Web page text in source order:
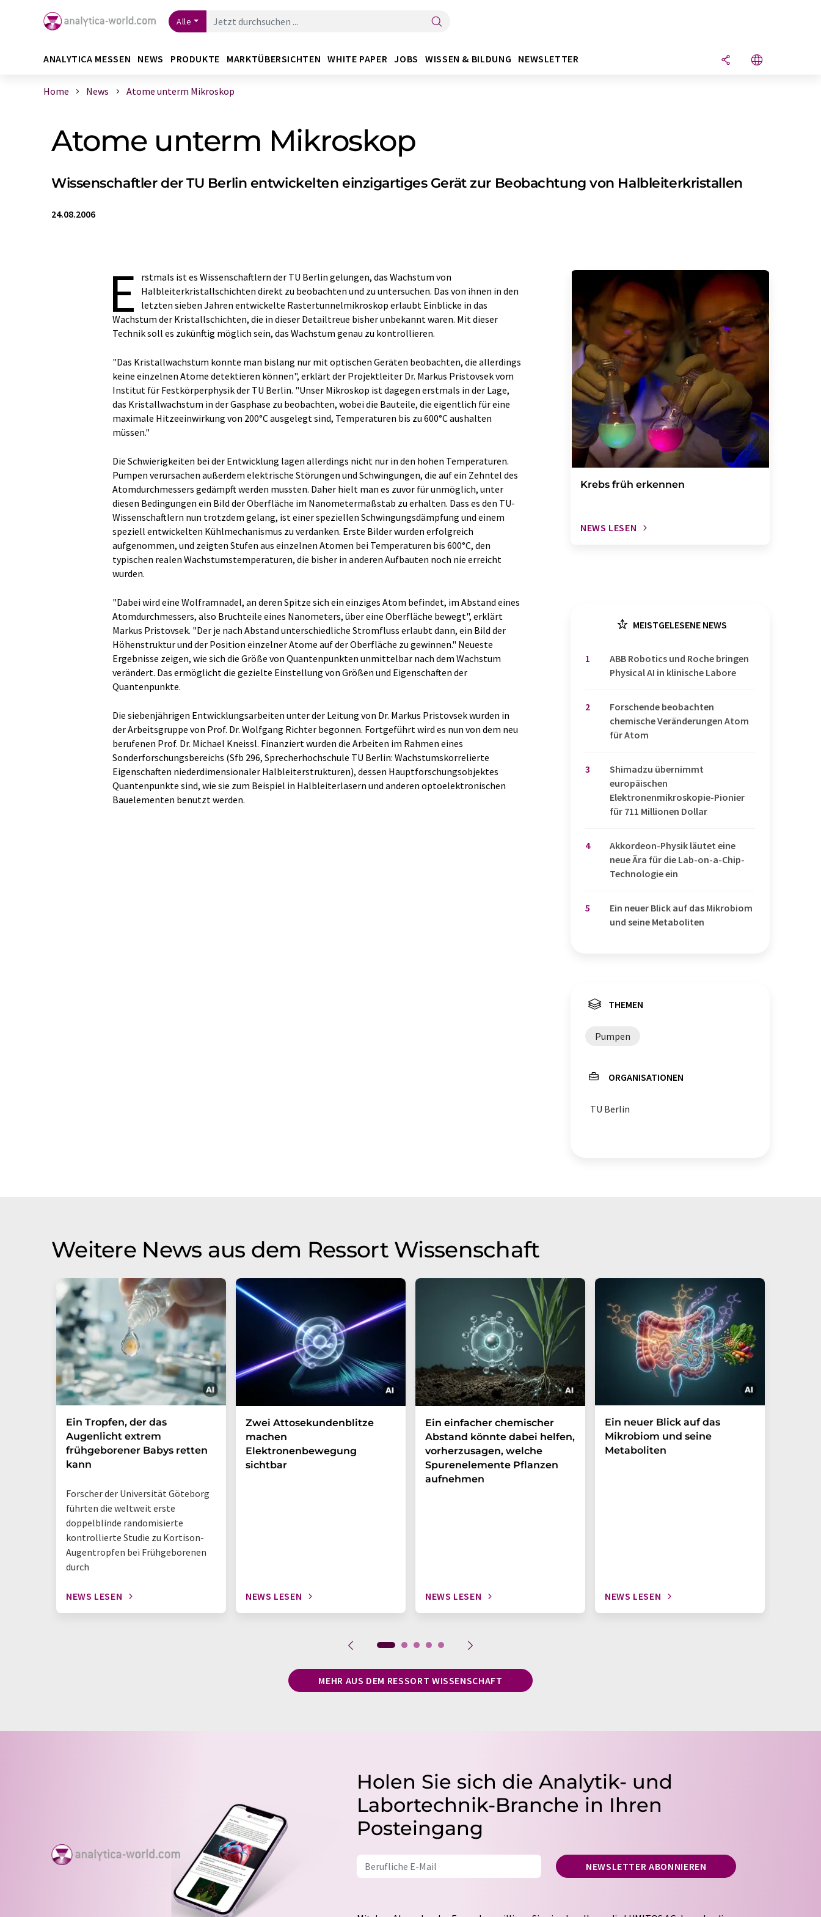
Alle
ANALYTICA MESSEN NEWS PRODUKTE MARKTÜBERSICHTEN WHITE PAPER JOBS WISSEN & BILDUNG NEWSLETTER
Home News Atome unterm Mikroskop
Atome unterm Mikroskop
Wissenschaftler der TU Berlin entwickelten einzigartiges Gerät zur Beobachtung von Halbleiterkristallen
24.08.2006
E
rstmals ist es Wissenschaftlern der TU Berlin gelungen, das Wachstum von
Halbleiterkristallschichten direkt zu beobachten und zu untersuchen. Das von ihnen in den
letzten sieben Jahren entwickelte Rastertunnelmikroskop erlaubt Einblicke in das
Wachstum der Kristallschichten, die in dieser Detailtreue bisher unbekannt waren. Mit dieser
Technik soll es zukünftig möglich sein, das Wachstum genau zu kontrollieren.
"Das Kristallwachstum konnte man bislang nur mit optischen Geräten beobachten, die allerdings
keine einzelnen Atome detektieren können", erklärt der Projektleiter Dr. Markus Pristovsek vom
Institut für Festkörperphysik der TU Berlin. "Unser Mikroskop ist dagegen erstmals in der Lage,
das Kristallwachstum in der Gasphase zu beobachten, wobei die Bauteile, die eigentlich für eine
maximale Hitzeeinwirkung von 200°C ausgelegt sind, Temperaturen bis zu 600°C aushalten
müssen."
Die Schwierigkeiten bei der Entwicklung lagen allerdings nicht nur in den hohen Temperaturen.
Pumpen verursachen außerdem elektrische Störungen und Schwingungen, die auf ein Zehntel des
Atomdurchmessers gedämpft werden mussten. Daher hielt man es zuvor für unmöglich, unter
diesen Bedingungen ein Bild der Oberfläche im Nanometermaßstab zu erhalten. Dass es den TU-
Wissenschaftlern nun trotzdem gelang, ist einer speziellen Schwingungsdämpfung und einem
speziell entwickelten Kühlmechanismus zu verdanken. Erste Bilder wurden erfolgreich
aufgenommen, und zeigten Stufen aus einzelnen Atomen bei Temperaturen bis 600°C, den
typischen realen Wachstumstemperaturen, die bisher in anderen Aufbauten noch nie erreicht
wurden.
"Dabei wird eine Wolframnadel, an deren Spitze sich ein einziges Atom befindet, im Abstand eines
Atomdurchmessers, also Bruchteile eines Nanometers, über eine Oberfläche bewegt", erklärt
Markus Pristovsek. "Der je nach Abstand unterschiedliche Stromfluss erlaubt dann, ein Bild der
Höhenstruktur und der Position einzelner Atome auf der Oberfläche zu gewinnen." Neueste
Ergebnisse zeigen, wie sich die Größe von Quantenpunkten unmittelbar nach dem Wachstum
verändert. Das ermöglicht die gezielte Einstellung von Größen und Eigenschaften der
Quantenpunkte.
Die siebenjährigen Entwicklungsarbeiten unter der Leitung von Dr. Markus Pristovsek wurden in
der Arbeitsgruppe von Prof. Dr. Wolfgang Richter begonnen. Fortgeführt wird es nun von dem neu
berufenen Prof. Dr. Michael Kneissl. Finanziert wurden die Arbeiten im Rahmen eines
Sonderforschungsbereichs (Sfb 296, Sprecherhochschule TU Berlin: Wachstumskorrelierte
Eigenschaften niederdimensionaler Halbleiterstrukturen), dessen Hauptforschungsobjektes
Quantenpunkte sind, wie sie zum Beispiel in Halbleiterlasern und anderen optoelektronischen
Bauelementen benutzt werden.
Krebs früh erkennen
NEWS LESEN
MEISTGELESENE NEWS
1
​​​​​​​ABB Robotics und Roche bringen
Physical AI in klinische Labore
2
Forschende beobachten
chemische Veränderungen Atom
für Atom
3
Shimadzu übernimmt
europäischen
Elektronenmikroskopie-Pionier
für 711 Millionen Dollar
4
Akkordeon-Physik läutet eine
neue Ära für die Lab-on-a-Chip-
Technologie ein
5
Ein neuer Blick auf das Mikrobiom
und seine Metaboliten
THEMEN
Pumpen
ORGANISATIONEN
TU Berlin
Weitere News aus dem Ressort Wissenschaft
Ein Tropfen, der das
Augenlicht extrem
frühgeborener Babys retten
kann
Forscher der Universität Göteborg
führten die weltweit erste
doppelblinde randomisierte
kontrollierte Studie zu Kortison-
Augentropfen bei Frühgeborenen
durch
NEWS LESEN
Zwei Attosekundenblitze
machen
Elektronenbewegung
sichtbar
NEWS LESEN
Ein einfacher chemischer
Abstand könnte dabei helfen,
vorherzusagen, welche
Spurenelemente Pflanzen
aufnehmen
NEWS LESEN
Ein neuer Blick auf das
Mikrobiom und seine
Metaboliten
NEWS LESEN
MEHR AUS DEM RESSORT WISSENSCHAFT
Holen Sie sich die Analytik- und
Labortechnik-Branche in Ihren
Posteingang
NEWSLETTER ABONNIEREN